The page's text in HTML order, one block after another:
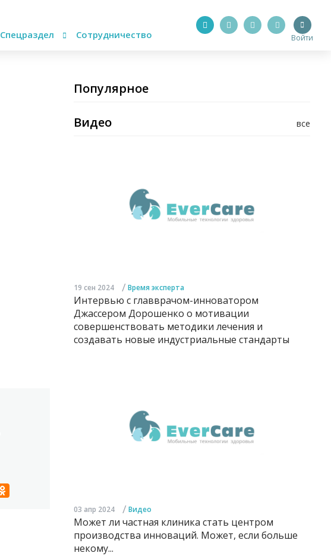
Спецраздел Сотрудничество Войти
Популярное
все
Видео
19 сен 2024 / Время эксперта
Интервью с главврачом-инноватором
Джассером Дорошенко о мотивации
совершенствовать методики лечения и
создавать новые индустриальные стандарты
03 апр 2024 / Видео
Может ли частная клиника стать центром
производства инноваций. Может, если больше
некому...